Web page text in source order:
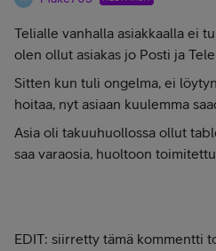
Telialle vanhalla asiakkaalla ei
olen ollut asiakas jo Posti ja
Sitten kun tuli ongelma, ei
hoitaa, nyt asiaan kuulemma
Asia oli takuuhuollossa ollut
saa varaosia, huoltoon
EDIT: siirretty tämä kommentti